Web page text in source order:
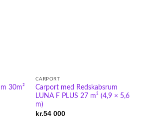
30m²
CARPORT
Carport med Redskabsrum
LUNA F PLUS 27 m² (4,9 × 5,6
m)
kr.54 000